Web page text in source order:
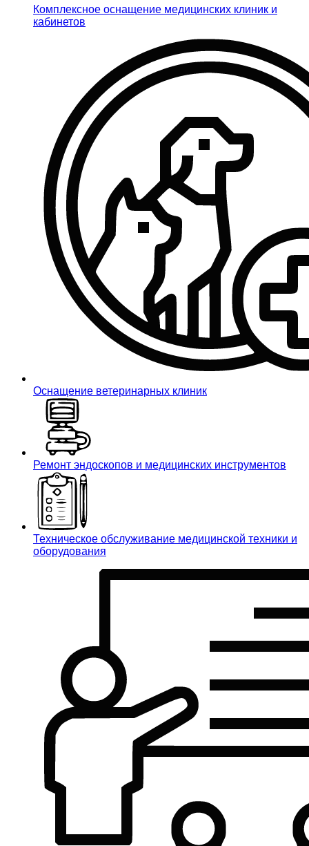
Комплексное оснащение медицинских клиник и
кабинетов
Оснащение ветеринарных клиник
Ремонт эндоскопов и медицинских инструментов
Техническое обслуживание медицинской техники и
оборудования